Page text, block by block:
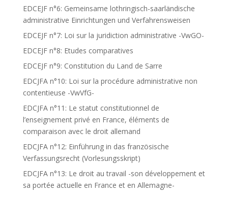
EDCEJF n°6: Gemeinsame lothringisch-saarländische
administrative Einrichtungen und Verfahrensweisen
EDCEJF n°7: Loi sur la juridiction administrative -VwGO-
EDCEJF n°8: Etudes comparatives
EDCEJF n°9: Constitution du Land de Sarre
EDCJFA n°10: Loi sur la procédure administrative non
contentieuse -VwVfG-
EDCJFA n°11: Le statut constitutionnel de
l’enseignement privé en France, éléments de
comparaison avec le droit allemand
EDCJFA n°12: Einführung in das französische
Verfassungsrecht (Vorlesungsskript)
EDCJFA n°13: Le droit au travail -son développement et
sa portée actuelle en France et en Allemagne-